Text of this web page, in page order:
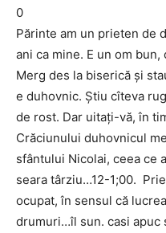
0
Părinte am un prieten de
ani ca mine. E un om
Merg des la biserică şi
e duhovnic. Ştiu cîteva
de rost. Dar uitaţi-vă, în
Crăciunului duhovnicul
sfântului Nicolai, ceea ce
seara târziu…12-1;00.
ocupat, în sensul că
drumuri…îl sun. casi apuc